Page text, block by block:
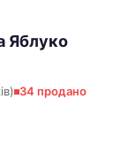
Яблуко
34 продано